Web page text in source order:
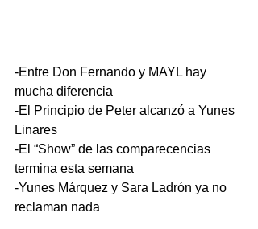
-Entre Don Fernando y MAYL hay
mucha diferencia
-El Principio de Peter alcanzó a Yunes
Linares
-El “Show” de las comparecencias
termina esta semana
-Yunes Márquez y Sara Ladrón ya no
reclaman nada